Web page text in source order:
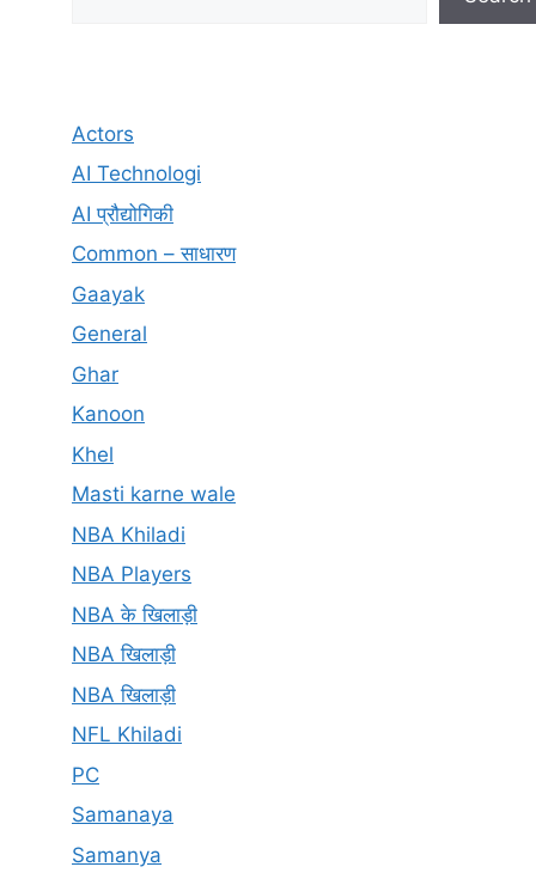
Actors
AI Technologi
AI प्रौद्योगिकी
Common – साधारण
Gaayak
General
Ghar
Kanoon
Khel
Masti karne wale
NBA Khiladi
NBA Players
NBA के खिलाड़ी
NBA खिलाड़ी
NBA खिलाड़ी
NFL Khiladi
PC
Samanaya
Samanya